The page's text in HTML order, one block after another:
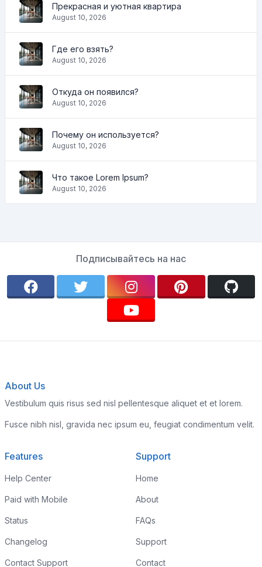
Прекрасная и уютная квартира
August 10, 2026
Где его взять?
August 10, 2026
Откуда он появился?
August 10, 2026
Почему он используется?
August 10, 2026
Что такое Lorem Ipsum?
August 10, 2026
Подписывайтесь на нас
About Us
Vestibulum quis risus sed nisl pellentesque aliquet et et lorem.
Fusce nibh nisl, gravida nec ipsum eu, feugiat condimentum velit.
Features
Help Center
Paid with Mobile
Status
Changelog
Contact Support
Support
Home
About
FAQs
Support
Contact